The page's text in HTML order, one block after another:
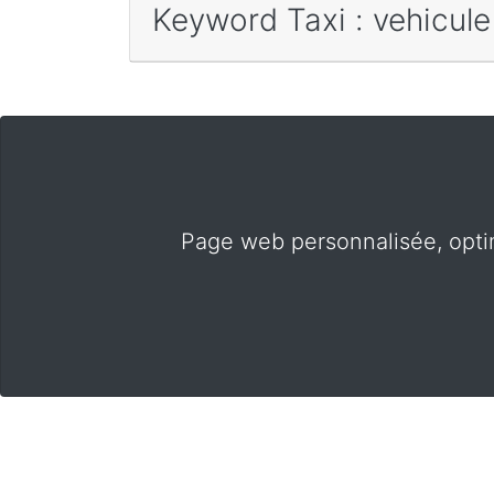
Keyword Taxi :
Page web personnalisée,